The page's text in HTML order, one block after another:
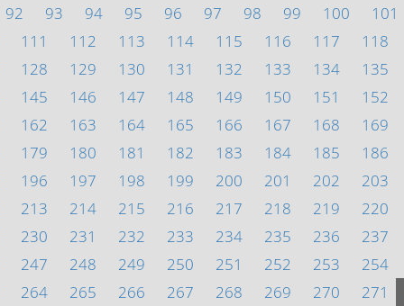
92 93 94 95 96 97 98 99 100 101
111 112 113 114 115 116 117 118
128 129 130 131 132 133 134 135
145 146 147 148 149 150 151 152
162 163 164 165 166 167 168 169
179 180 181 182 183 184 185 186
196 197 198 199 200 201 202 203
213 214 215 216 217 218 219 220
230 231 232 233 234 235 236 237
247 248 249 250 251 252 253 254
264 265 266 267 268 269 270 271